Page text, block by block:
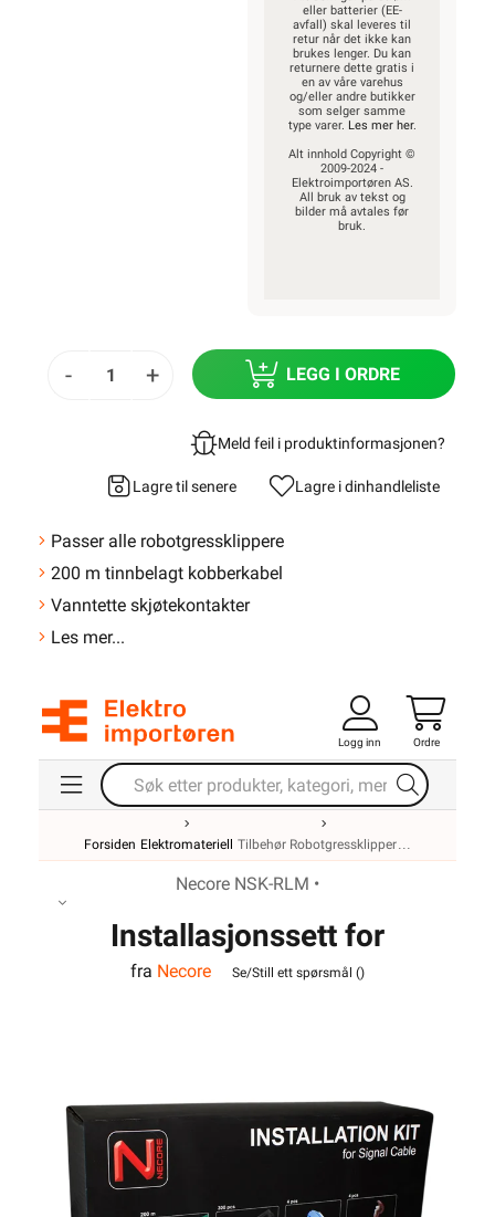
eller batterier (EE-
avfall) skal leveres til
retur når det ikke kan
brukes lenger. Du kan
returnere dette gratis i
en av våre varehus
og/eller andre butikker
som selger samme
type varer. Les mer her.
Alt innhold Copyright ©
2009-2024 -
Elektroimportøren AS.
All bruk av tekst og
bilder må avtales før
bruk.
- + LEGG I ORDRE
Meld feil i produktinformasjonen?
Lagre til senere Lagre i dinhandleliste
Passer alle robotgressklippere
200 m tinnbelagt kobberkabel
Vanntette skjøtekontakter
Les mer...
Logg inn Ordre
Forsiden Elektromateriell Tilbehør Robotgressklipper
Necore NSK-RLM •
Installasjonssett for
robotgressklippere
fra Necore Se/Still ett spørsmål ()